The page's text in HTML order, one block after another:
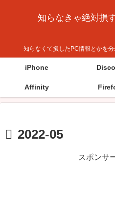
知らなきゃ絶対損
知らなくて損したPC情報とかを
iPhone
Affinity
2022-05
スポンサ